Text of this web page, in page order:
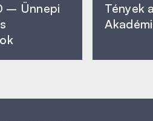
– Ünnepi
Tények